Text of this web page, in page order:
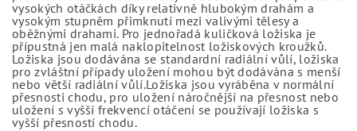
vysokých otáčkách díky relativně hlubokým drahám a
vysokým stupněm přimknutí mezi valivými tělesy a
oběžnými drahami. Pro jednořadá kuličková ložiska je
přípustná jen malá naklopitelnost ložiskových kroužků.
Ložiska jsou dodávána se standardní radiální vůlí, ložiska
pro zvláštní případy uložení mohou být dodávána s menší
nebo větší radiální vůlí.Ložiska jsou vyráběna v normální
přesnosti chodu, pro uložení náročnější na přesnost nebo
uložení s vyšší frekvencí otáčení se používají ložiska s
vyšší přesností chodu.